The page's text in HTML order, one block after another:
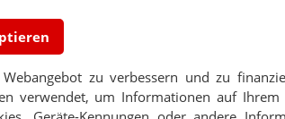
zu verbessern und zu
verwendet, um Informationen auf Ihrem
Die Grünen in Bayern
Motto „Bayern braucht